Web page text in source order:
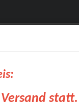
statt.